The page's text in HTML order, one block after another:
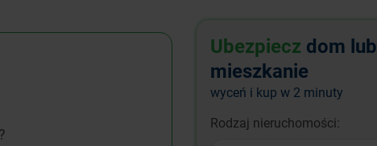
Ubezpiecz dom lub
mieszkanie
wyceń i kup w 2 minuty
Rodzaj nieruchomości: